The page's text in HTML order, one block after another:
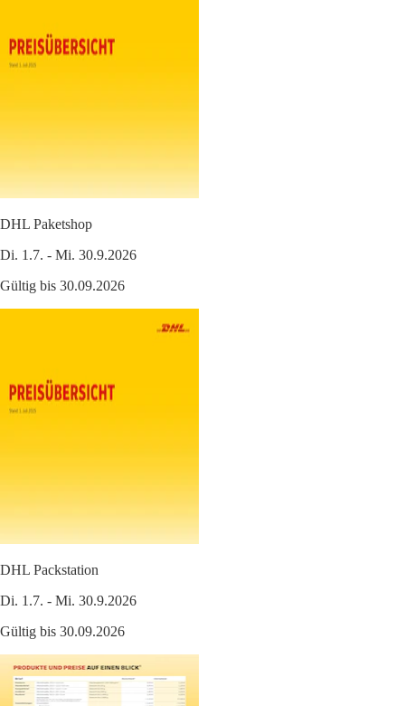
DHL Paketshop
Di. 1.7. - Mi. 30.9.2026
Gültig bis 30.09.2026
DHL Packstation
Di. 1.7. - Mi. 30.9.2026
Gültig bis 30.09.2026